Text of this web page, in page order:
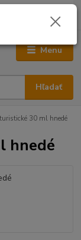
Menu
Hľadať
0,00 €
30 ml hnedé
hnedé